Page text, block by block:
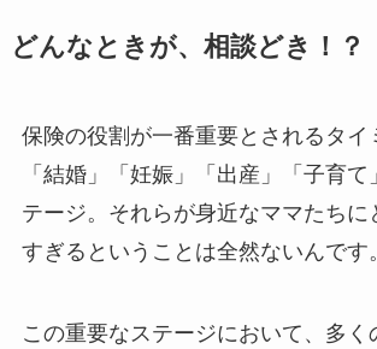
どんなときが、相談どき！？
保険の役割が一番重要とされるタイ
「結婚」「妊娠」「出産」「子育て
テージ。それらが身近なママたちに
すぎるということは全然ないんです。
この重要なステージにおいて、多く